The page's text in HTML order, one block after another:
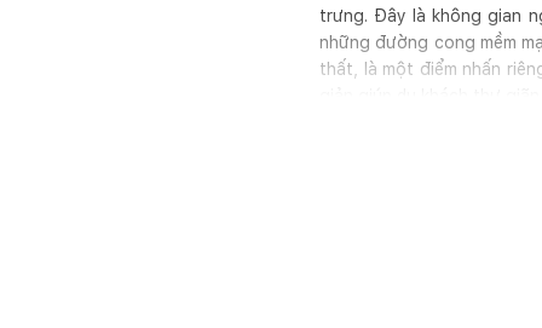
trưng. Đây là không gian
những đường cong mềm
thất, là một điểm nhấn
giản giúp du khách thư